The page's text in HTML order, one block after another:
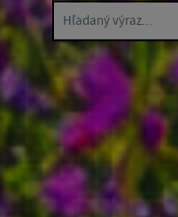
Hľadaný výraz...